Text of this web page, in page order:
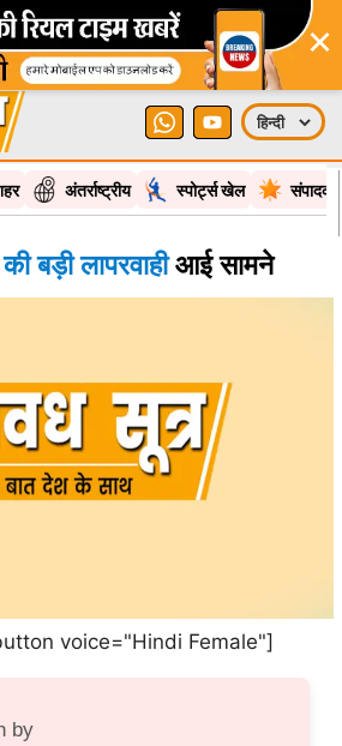
×
अंतर्राष्ट्रीय स्पोर्ट्स खेल
बड़ी लापरवाहीआई सामने
voice="Hindi Female"]
by